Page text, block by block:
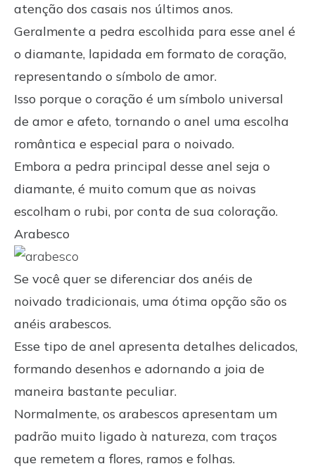
atenção dos casais nos últimos anos.
Geralmente a pedra escolhida para esse anel é
o diamante, lapidada em formato de coração,
representando o símbolo de amor.
Isso porque o coração é um símbolo universal
de amor e afeto, tornando o anel uma escolha
romântica e especial para o noivado.
Embora a pedra principal desse anel seja o
diamante, é muito comum que as noivas
escolham o rubi, por conta de sua coloração.
Arabesco
Se você quer se diferenciar dos anéis de
noivado tradicionais, uma ótima opção são os
anéis arabescos.
Esse tipo de anel apresenta detalhes delicados,
formando desenhos e adornando a joia de
maneira bastante peculiar.
Normalmente, os arabescos apresentam um
padrão muito ligado à natureza, com traços
que remetem a flores, ramos e folhas.